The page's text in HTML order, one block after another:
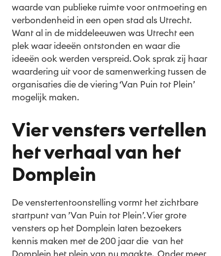
waarde van publieke ruimte voor ontmoeting en
verbondenheid in een open stad als Utrecht.
Want al in de middeleeuwen was Utrecht een
plek waar ideeën ontstonden en waar die
ideeën ook werden verspreid. Ook sprak zij haar
waardering uit voor de samenwerking tussen de
organisaties die de viering ‘Van Puin tot Plein’
mogelijk maken.
Vier vensters vertellen
het verhaal van het
Domplein
De venstertentoonstelling vormt het zichtbare
startpunt van ’Van Puin tot Plein’. Vier grote
vensters op het Domplein laten bezoekers
kennis maken met de 200 jaar die van het
Domplein het plein van nu maakte. Onder meer